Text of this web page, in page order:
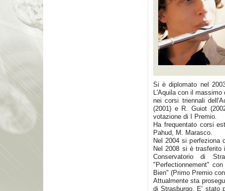
Si è diplomato nel
L'Aquila con il
nei corsi triennali
(2001) e R. Guiot
votazione di I Premio.
Ha frequentato corsi
Pahud, M. Marasco.
Nel 2004 si perfeziona
Nel 2008 si è trasferito
Conservatorio di
"Perfectionnement"
Bien" (Primo Premio
Attualmente sta
di Strasburgo. E' stato